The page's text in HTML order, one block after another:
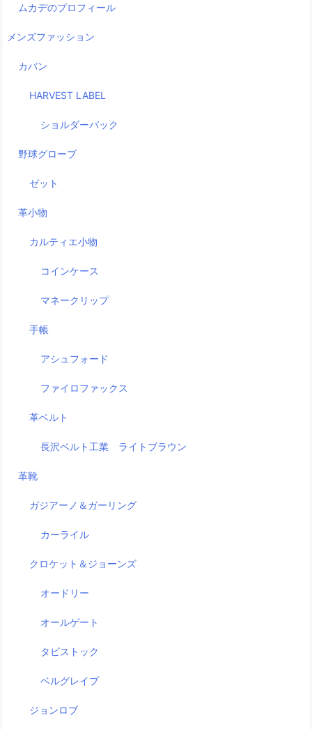
ムカデのプロフィール
メンズファッション
カバン
HARVEST LABEL
ショルダーバック
野球グローブ
ゼット
革小物
カルティエ小物
コインケース
マネークリップ
手帳
アシュフォード
ファイロファックス
革ベルト
長沢ベルト工業 ライトブラウン
革靴
ガジアーノ＆ガーリング
カーライル
クロケット＆ジョーンズ
オードリー
オールゲート
タビストック
ベルグレイプ
ジョンロブ